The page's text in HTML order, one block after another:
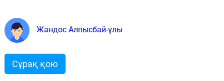
Жандос Алпысбай-ұлы
Сұрақ қою